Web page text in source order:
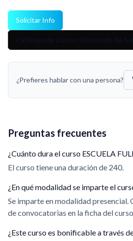
Solicitar Info
Catálogo de Cursos: Desarrollo de
¿Prefieres hablar con una persona?
Preguntas frecuentes
¿Cuánto dura el curso ESCUELA
El curso tiene una duración de 240.
¿En qué modalidad se imparte el
Se imparte en modalidad presencial.
de convocatorias en la ficha del
¿Este curso es bonificable a través